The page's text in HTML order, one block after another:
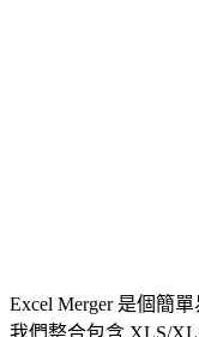
Excel Merger 是個簡
我們整合包含 XLS/